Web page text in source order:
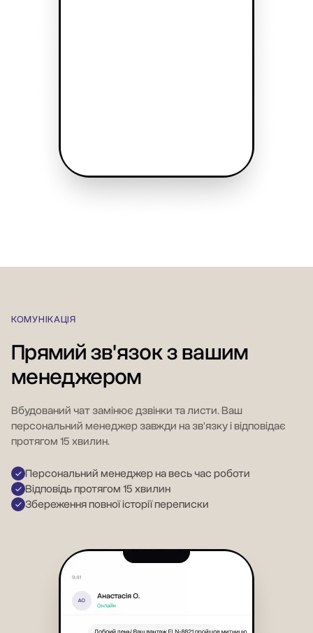
КОМУНІКАЦІЯ
Прямий зв'язок з вашим
менеджером
Вбудований чат замінює дзвінки та листи. Ваш
персональний менеджер завжди на зв'язку і відповідає
протягом 15 хвилин.
Персональний менеджер на весь час роботи
Відповідь протягом 15 хвилин
Збереження повної історії переписки